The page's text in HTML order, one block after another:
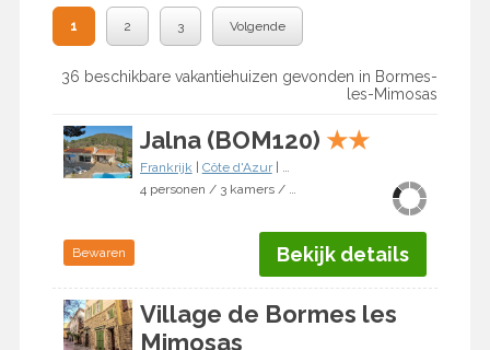
1 2 3 Volgende
36 beschikbare vakantiehuizen gevonden in Bormes-
les-Mimosas
Jalna (BOM120) ★★
Frankrijk Côte d'Azur| Bormes-les-Mimosas
4 personen / 3 kamers / 2 slaapkamers
Bewaren Bekijk details
Village de Bormes les
Mimosas